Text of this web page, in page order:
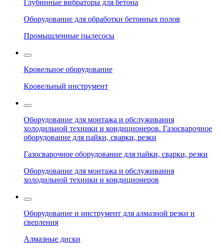
Глубинные вибраторы для бетона
Оборудование для обработки бетонных полов
Промышленные пылесосы
Кровельное оборудование
Кровельный инструмент
Оборудование для монтажа и обслуживания
холодильной техники и кондиционеров. Газосварочное
оборудование для пайки, сварки, резки
Газосварочное оборудование для пайки, сварки, резки
Оборудование для монтажа и обслуживания
холодильной техники и кондиционеров
Оборудование и инструмент для алмазной резки и
сверления
Алмазные диски